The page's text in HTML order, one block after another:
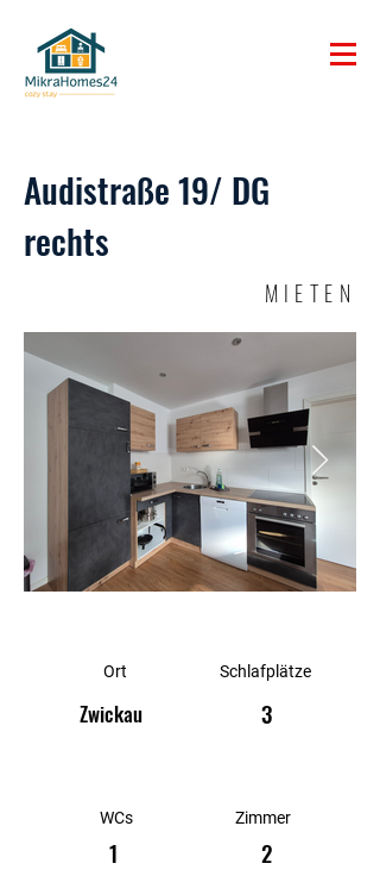
Audistraße 19/ DG
rechts
MIETEN
Ort
Zwickau
WCs
1
Schlafplätze
3
Zimmer
2